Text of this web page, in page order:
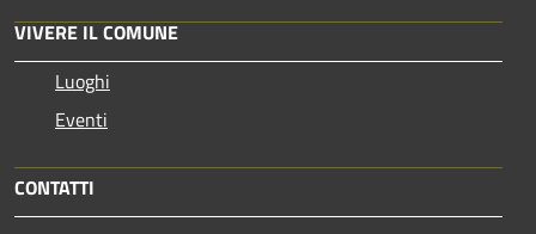
VIVERE IL COMUNE
Luoghi
Eventi
CONTATTI